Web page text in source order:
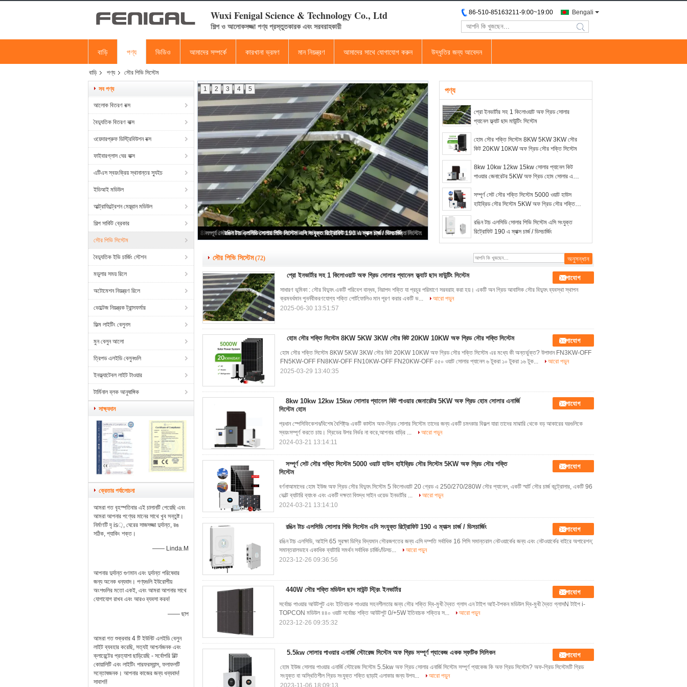
Wuxi Fenigal Science & Technology Co., Ltd
শিল্প ও আলোকসজ্জা পণ্য প্রস্তুতকারক এবং সরবরাহকারী
Bengali
86-510-85163211-9:00~19:00
search
বাড়ি পণ্য ভিডিও আমাদের সম্পর্কে কারখানা ভ্রমণ মান নিয়ন্ত্রণ আমাদের সাথে যোগাযোগ করুন উদ্ধৃতির জন্য আবেদন
বাড়ি পণ্য সৌর পিভি সিস্টেম
সব পণ্য
আলোক বিতরণ বক্স
বৈদ্যুতিক বিতরণ বাক্স
ওয়েদারপ্রুফ ডিস্ট্রিবিউশন বক্স
ফাইবারগ্লাস ঘের বাক্স
এটিএস স্বয়ংক্রিয় স্থানান্তর স্যুইচ
ইডিআই মডিউল
আল্ট্রাফিল্ট্রেশন মেম্ব্রান মডিউল
শিল্প সার্কিট ব্রেকার
সৌর পিভি সিস্টেম
বৈদ্যুতিক ইভি চার্জিং স্টেশন
মডুলার সময় রিলে
অটোমেশন নিয়ন্ত্রণ রিলে
ভোল্টেজ নিয়ন্ত্রক ট্রান্সফর্মার
ফিল্ম লাইটিং বেলুনস
মুন বেলুন আলো
ত্রিপড এলইডি বেলুনগুলি
ইনফ্ল্যাটেবল লাইট টাওয়ার
টার্মিনাল ব্লক আনুষাঙ্গিক
সাক্ষ্যদান
ক্রেতার পর্যালোচনা
আমরা গত বৃহস্পতিবার এই চালানটি পেয়েছি এবং
আমরা আপনার পণ্যের মানের সাথে খুব সন্তুষ্ট।
নির্মাণটি দৃ is়, ঘেরের সাজসজ্জা দুর্দান্ত, রঙ
সঠিক, প্যাকিং শক্ত।
—— Linda.M
আপনার দুর্দান্ত গুণমান এবং দুর্দান্ত পরিষেবার
জন্য অনেক ধন্যবাদ। পণ্যগুলি ইউরোপীয়
অংশগুলির মতো একই, এবং আমরা আপনার সাথে
যোগাযোগ রাখব এবং আরও ব্যবসা করব!
—— ছাপ
আমরা গত শুক্রবার 4 টি ইউনিট এলইডি বেলুন
লাইট ব্যবহার করেছি, সত্যই আশ্চর্যজনক এবং
ক্লায়েন্টের প্রত্যাশা ছাড়িয়েছি - সর্বোপরি বিল্ট
কোয়ালিটি এবং লাইটিং পারফরম্যান্স, ফলাফলটি
সন্তোষজনক। আপনার কাজের জন্য ধন্যবাদ!
সাবাশ!!
প্রো ইনভার্টার সহ 1 কিলোওয়াট অফ গ্রিড সোলার প্যানেল ফ্ল্যাট ছাদ মাউন্টিং সিস্টেম
1 2 3 4 5 পণ্য
প্রো ইনভার্টার সহ 1 কিলোওয়াট অফ গ্রিড সোলার
প্যানেল ফ্ল্যাট ছাদ মাউন্টিং সিস্টেম
হোম সৌর শক্তি সিস্টেম 8KW 5KW 3KW সৌর
কিট 20KW 10KW অফ গ্রিড সৌর শক্তি সিস্টেম
8kw 10kw 12kw 15kw সোলার প্যানেল কিট
পাওয়ার জেনারেটর 5KW অফ গ্রিড হোম সোলার এনার্জি
সম্পূর্ণ সেট সৌর শক্তি সিস্টেম 5000 ওয়াট হাউস
হাইব্রিড সৌর সিস্টেম 5KW অফ গ্রিড সৌর শক্তি
রঙিন টাচ এলসিডি সোলার পিভি সিস্টেম এসি সংযুক্ত
রিট্রোফিট 190 এ ম্যাক্স চার্জ / ডিসচার্জিং
সৌর পিভি সিস্টেম (72)
প্রো ইনভার্টার সহ 1 কিলোওয়াট অফ গ্রিড সোলার প্যানেল ফ্ল্যাট ছাদ মাউন্টিং সিস্টেম যোগাযোগ
সাধারণ ভূমিকা : সৌর বিদ্যুৎ একটি পরিবেশ বান্ধব, নিরাপদ শক্তি যা প্রচুর পরিমাণে সরবরাহ করা হয়। একটি অন গ্রিড আবাসিক সৌর বিদ্যুৎ ব্যবস্থা স্থাপন
ক্রমবর্ধমান পুনর্নবীকরণযোগ্য শক্তি পোর্টফোলিও মান পূরণ করার একটি ভ...
আরো পড়ুন
2025-06-30 13:51:57
হোম সৌর শক্তি সিস্টেম 8KW 5KW 3KW সৌর কিট 20KW 10KW অফ গ্রিড সৌর শক্তি সিস্টেম যোগাযোগ
হোম সৌর শক্তি সিস্টেম 8KW 5KW 3KW সৌর কিট 20KW 10KW অফ গ্রিড সৌর শক্তি সিস্টেম এর মধ্যে কী অন্তর্ভুক্ত? উপাদান FN3KW-OFF
FN5KW-OFF FN8KW-OFF FN10KW-OFF FN20KW-OFF ৫৫০ ওয়াট সোলার প্যানেল ৬ টুকরা ১০ টুকরা ১৬ টুক...
আরো পড়ুন
2025-03-29 13:40:35
8kw 10kw 12kw 15kw সোলার প্যানেল কিট পাওয়ার জেনারেটর 5KW অফ গ্রিড হোম সোলার এনার্জি
সিস্টেম হোম
যোগাযোগ
প্রধান স্পেসিফিকেশন/বিশেষ বৈশিষ্ট্যঃ একটি কাস্টম অফ-গ্রিড সোলার সিস্টেম তাদের জন্য একটি চমৎকার বিকল্প যারা তাদের মাঝারি থেকে বড় আকারের ঘরগুলিকে
স্বয়ংসম্পূর্ণ করতে চায়। গ্রিডের উপর নির্ভর না করে,আপনার বাড়ির ...
আরো পড়ুন
2024-03-21 13:14:11
সম্পূর্ণ সেট সৌর শক্তি সিস্টেম 5000 ওয়াট হাউস হাইব্রিড সৌর সিস্টেম 5KW অফ গ্রিড সৌর শক্তি
সিস্টেম
যোগাযোগ
বর্ণনাআমাদের হোম ইউজ অফ গ্রিড সৌর বিদ্যুৎ সিস্টেম 5 কিলোওয়াট 20 গ্রেড এ 250/270/280W সৌর প্যানেল, একটি স্মার্ট সৌর চার্জ কন্ট্রোলার, একটি 96
ভোল্ট ব্যাটারি ব্যাংক এবং একটি দক্ষতা বিশুদ্ধ সাইন ওয়েভ ইনভার্টার ...
আরো পড়ুন
2024-03-21 13:14:10
রঙিন টাচ এলসিডি সোলার পিভি সিস্টেম এসি সংযুক্ত রিট্রোফিট 190 এ ম্যাক্স চার্জ / ডিসচার্জিং যোগাযোগ
রঙিন টাচ এলসিডি, আইপি 65 সুরক্ষা ডিগ্রি বিদ্যমান সৌরজগতের জন্য এসি দম্পতি সর্বাধিক 16 পিসি সমান্তরাল নেটওয়ার্কের জন্য এবং নেটওয়ার্কের বাইরে অপারেশন;
সমান্তরালভাবে একাধিক ব্যাটারি সমর্থন সর্বাধিক চার্জিং/ডিসচ...
আরো পড়ুন
2023-12-26 09:36:56
440W সৌর শক্তি মডিউল ছাদ মাউন্ট স্ট্রিং ইনভার্টার যোগাযোগ
সর্বোচ্চ পাওয়ার আউটপুট এবং ইতিবাচক পাওয়ার সহনশীলতার জন্য সৌর শক্তি দ্বি-মুখী দ্বৈত গ্লাস এন টাইপ আই-টপকন মডিউল দ্বি-মুখী দ্বৈত গ্লাসN টাইপ i-
TOPCON মডিউল ৪৪০ ওয়াট সর্বোচ্চ শক্তি আউটপুট 0/+5W ইতিবাচক শক্তির স...
আরো পড়ুন
2023-12-26 09:35:32
5.5kw সোলার পাওয়ার এনার্জি স্টোরেজ সিস্টেম অফ গ্রিড সম্পূর্ণ প্যাকেজ একক স্ফটিক সিলিকন যোগাযোগ
হোম ইউজ সোলার পাওয়ার এনার্জি স্টোরেজ সিস্টেম 5.5kw অফ গ্রিড সোলার এনার্জি সিস্টেম সম্পূর্ণ প্যাকেজ কি অফ গ্রিড সিস্টেম? অফ-গ্রিড সিস্টেমটি গ্রিড
সংযুক্ত বা অস্থিতিশীল গ্রিড সংযুক্ত শক্তি ছাড়াই এলাকার জন্য উপয...
আরো পড়ুন
2023-11-06 18:09:13